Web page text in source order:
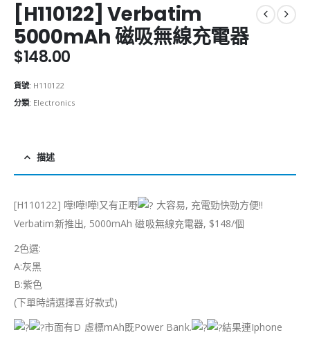
[H110122] Verbatim
5000mAh 磁吸無線充電器
$148.00
貨號: H110122
分類: Electronics
描述
[H110122] 嘩!嘩!嘩!又有正嘢
大容易, 充電勁快勁方便!!
Verbatim新推出, 5000mAh 磁吸無線充電器, $148/個
2色選:
A:灰黑
B:紫色
(下單時請選擇喜好款式)
市面有D 虛標mAh既Power Bank.
結果連Iphone